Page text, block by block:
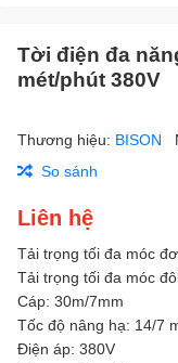
Tời điện đa
mét/phút 380V
Thương hiệu: BISON
So sánh
Liên hệ
Tải trọng tối đa móc
Tải trọng tối đa móc
Cáp: 30m/7mm
Tốc độ nâng hạ: 14/7
Điện áp: 380V